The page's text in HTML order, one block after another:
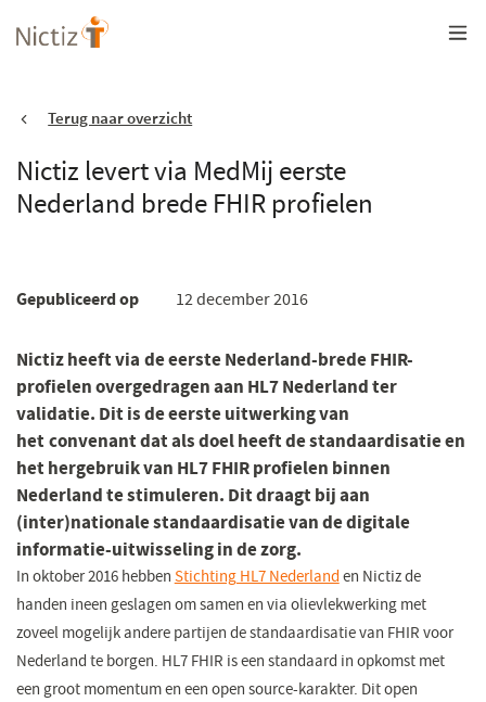
Overslaan
en
gaanTerug naar overzicht
Nictiz levert via MedMij eerste
Nederland brede FHIR profielen
Gepubliceerd op 12 december 2016
Nictiz heeft via de eerste Nederland-brede FHIR-
profielen overgedragen aan HL7 Nederland ter
validatie. Dit is de eerste uitwerking van
het convenant dat als doel heeft de standaardisatie en
het hergebruik van HL7 FHIR profielen binnen
Nederland te stimuleren. Dit draagt bij aan
(inter)nationale standaardisatie van de digitale
informatie-uitwisseling in de zorg.
In oktober 2016 hebben Stichting HL7 Nederland (opent
in
een
nieuw
venster)
en Nictiz de
handen ineen geslagen om samen en via olievlekwerking met
zoveel mogelijk andere partijen de standaardisatie van FHIR voor
Nederland te borgen. HL7 FHIR is een standaard in opkomst met
een groot momentum en een open source-karakter. Dit open